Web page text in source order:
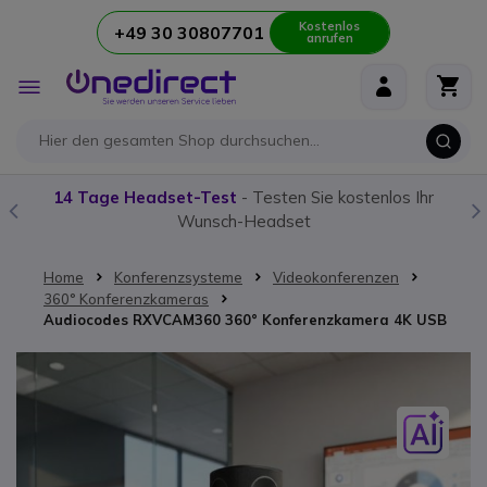
Zum Inhalt springen+49 30 30807701 Kostenlos
anrufen
Navigation
umschalten
14 Tage Headset-Test - Testen Sie kostenlos Ihr
Wunsch-Headset
Home Konferenzsysteme
Videokonferenzen
360° Konferenzkameras
Audiocodes RXVCAM360 360° Konferenzkamera 4K USB
Zum Ende der Bildgalerie springen